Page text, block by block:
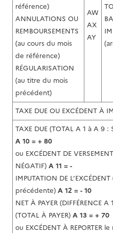
référence)
ANNULATIONS OU
REMBOURSEMENTS
(au cours du mois
de référence)
RÉGULARISATION
(au titre du mois
précédent)
AW
AX
AY
TAXE DUE OU EXCÉDENT À
TAXE DUE (TOTAL A 1 à A 9 :
A 10 = + 80
ou EXCÉDENT DE
NÉGATIF) A 11 = -
IMPUTATION DE
précédente) A 12 = - 10
NET À PAYER (DIFFÉRENCE
(TOTAL À PAYER) A 13 = + 70
ou EXCÉDENT À REPORTER